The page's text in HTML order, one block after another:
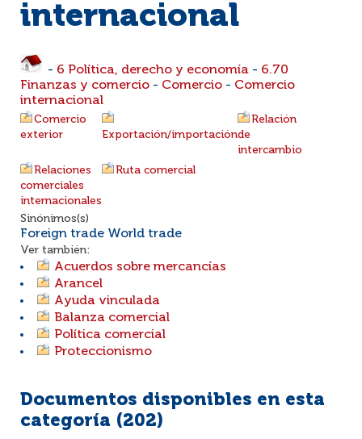
internacional
- 6 Política, derecho y economía - 6.70
Finanzas y comercio - Comercio - Comercio
internacional
Comercio
exterior
Exportación/importación
Relación
de
intercambio
Relaciones
comerciales
internacionales
Ruta comercial
Sinónimos(s)
Foreign trade World trade
Ver también:
Acuerdos sobre mercancías
Arancel
Ayuda vinculada
Balanza comercial
Política comercial
Proteccionismo
Documentos disponibles en esta
categoría (202)